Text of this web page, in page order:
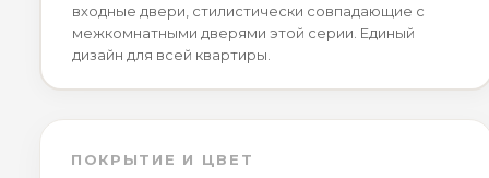
входные двери, стилистически совпадающие с
межкомнатными дверями этой серии. Единый
дизайн для всей квартиры.
ПОКРЫТИЕ И ЦВЕТ